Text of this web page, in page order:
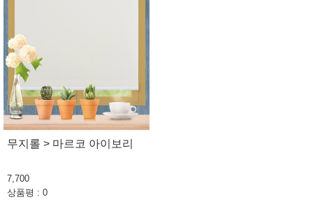
무지롤 > 마르코 아이보리
7,700
상품평 : 0